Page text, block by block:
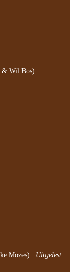
& Wil Bos)
Mozes) Uitgelest